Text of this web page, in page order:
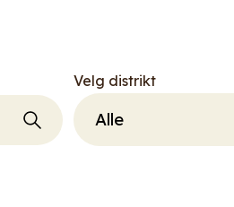
Velg distrikt